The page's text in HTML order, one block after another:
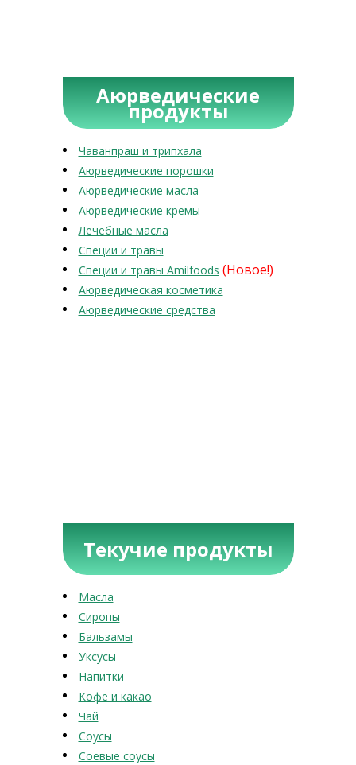
Аюрведические
продукты
Чаванпраш и трипхала
Аюрведические порошки
Аюрведические масла
Аюрведические кремы
Лечебные масла
Специи и травы
Специи и травы Amilfoods (Новое!)
Аюрведическая косметика
Аюрведические средства
Текучие продукты
Масла
Сиропы
Бальзамы
Уксусы
Напитки
Кофе и какао
Чай
Соусы
Соевые соусы